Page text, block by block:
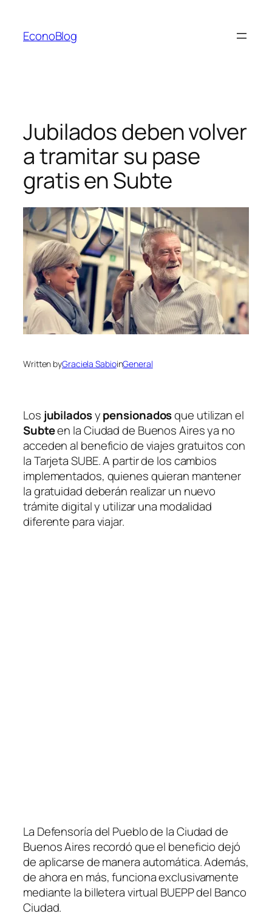
contenido
EconoBlog
Jubilados deben volver
a tramitar su pase
gratis en Subte
Written byGraciela SabioinGeneral
Los jubiladosypensionadosque utilizan el
Subteen la Ciudad de Buenos Aires ya no
acceden al beneficio de viajes gratuitos con
la Tarjeta SUBE. A partir de los cambios
implementados, quienes quieran mantener
la gratuidad deberán realizar un nuevo
trámite digital y utilizar una modalidad
diferente para viajar.
La Defensoría del Pueblo de la Ciudad de
Buenos Aires recordó que el beneficio dejó
de aplicarse de manera automática. Además,
de ahora en más, funciona exclusivamente
mediante la billetera virtual BUEPP del Banco
Ciudad.